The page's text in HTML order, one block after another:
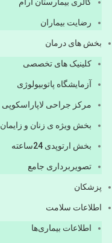
رضایت بیماران
بخش های درمان
کلینیک های تخصصی
آزمایشگاه پاتوبیولوژی
مرکز جراحی لاپاراسکوپی
بخش ویژه ی زنان و زایمان
بخش ارتوپدی 24ساعته
تصویربرداری جامع
پزشكان
اطلاعات سلامت
اطلاعات بیماری‌ها